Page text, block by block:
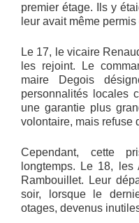
premier étage. Ils y
leur avait même
Le 17, le vicaire
les rejoint. Le
maire Degois
personnalités locales
une garantie plus
volontaire, mais refuse
Cependant, cette
longtemps. Le 18, les
Rambouillet. Leur
soir, lorsque le
otages, devenus